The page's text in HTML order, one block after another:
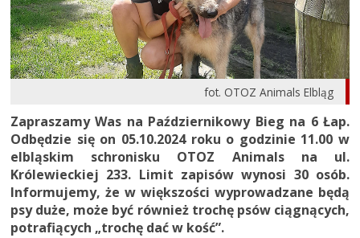
fot. OTOZ Animals Elbląg
Zapraszamy Was na Październikowy Bieg na 6 Łap.
Odbędzie się on 05.10.2024 roku o godzinie 11.00 w
elbląskim schronisku OTOZ Animals na ul.
Królewieckiej 233. Limit zapisów wynosi 30 osób.
Informujemy, że w większości wyprowadzane będą
psy duże, może być również trochę psów ciągnących,
potrafiących „trochę dać w kość”.